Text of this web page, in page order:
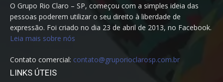
O Grupo Rio Claro – SP, começou com a simples ideia das
pessoas poderem utilizar o seu direito à liberdade de
expressão. Foi criado no dia 23 de abril de 2013, no Facebook.
Leia mais sobre nós
Contato comercial: contato@gruporioclarosp.com.br
LINKS ÚTEIS